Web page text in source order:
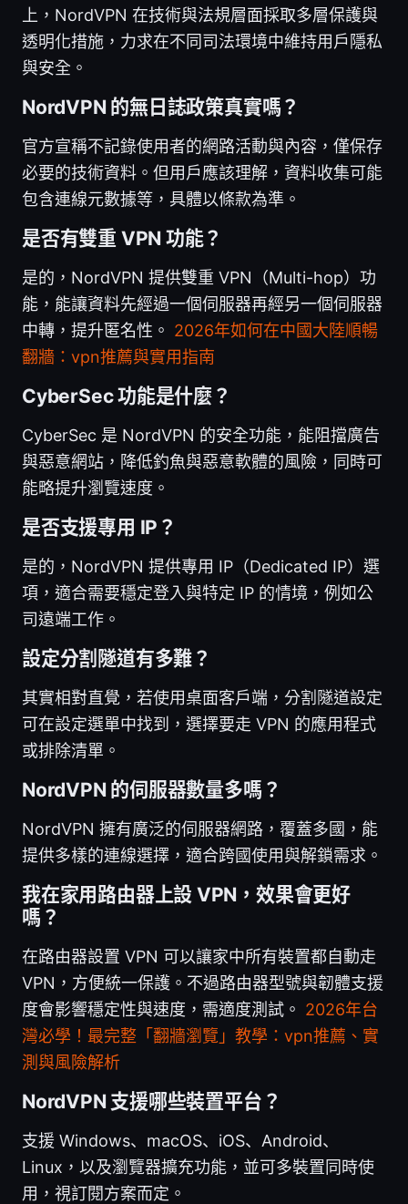
上，NordVPN 在技術與法規層面採取多層保護與
透明化措施，力求在不同司法環境中維持用戶隱私
與安全。
NordVPN 的無日誌政策真實嗎？
官方宣稱不記錄使用者的網路活動與內容，僅保存
必要的技術資料。但用戶應該理解，資料收集可能
包含連線元數據等，具體以條款為準。
是否有雙重 VPN 功能？
是的，NordVPN 提供雙重 VPN（Multi-hop）功
能，能讓資料先經過一個伺服器再經另一個伺服器
中轉，提升匿名性。 2026年如何在中國大陸順暢
翻牆：vpn推薦與實用指南
CyberSec 功能是什麼？
CyberSec 是 NordVPN 的安全功能，能阻擋廣告
與惡意網站，降低釣魚與惡意軟體的風險，同時可
能略提升瀏覽速度。
是否支援專用 IP？
是的，NordVPN 提供專用 IP（Dedicated IP）選
項，適合需要穩定登入與特定 IP 的情境，例如公
司遠端工作。
設定分割隧道有多難？
其實相對直覺，若使用桌面客戶端，分割隧道設定
可在設定選單中找到，選擇要走 VPN 的應用程式
或排除清單。
NordVPN 的伺服器數量多嗎？
NordVPN 擁有廣泛的伺服器網路，覆蓋多國，能
提供多樣的連線選擇，適合跨國使用與解鎖需求。
我在家用路由器上設 VPN，效果會更好
嗎？
在路由器設置 VPN 可以讓家中所有裝置都自動走
VPN，方便統一保護。不過路由器型號與韌體支援
度會影響穩定性與速度，需適度測試。 2026年台
灣必學！最完整「翻牆瀏覽」教學：vpn推薦、實
測與風險解析
NordVPN 支援哪些裝置平台？
支援 Windows、macOS、iOS、Android、
Linux，以及瀏覽器擴充功能，並可多裝置同時使
用，視訂閱方案而定。